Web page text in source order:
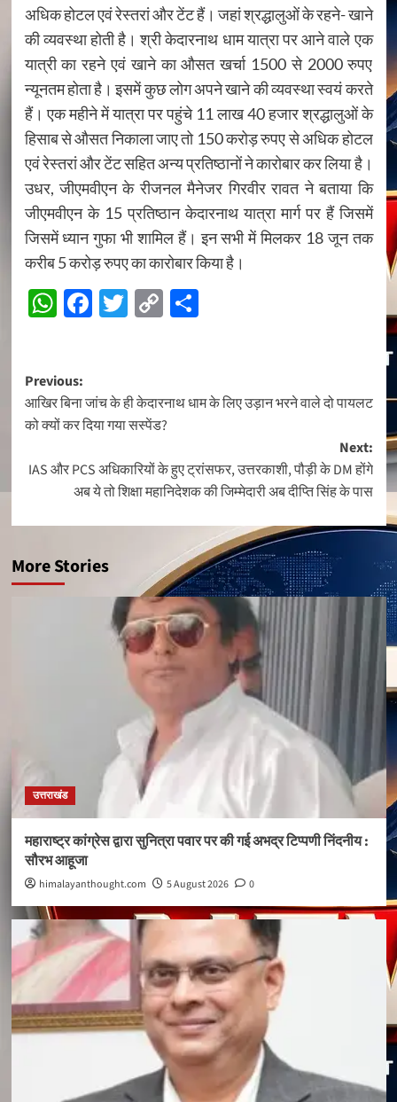
अधिक होटल एवं रेस्तरां और टेंट हैं। जहां श्रद्धालुओं के रहने- खाने
की व्यवस्था होती है। श्री केदारनाथ धाम यात्रा पर आने वाले एक
यात्री का रहने एवं खाने का औसत खर्चा 1500 से 2000 रुपए
न्यूनतम होता है। इसमें कुछ लोग अपने खाने की व्यवस्था स्वयं करते
हैं। एक महीने में यात्रा पर पहुंचे 11 लाख 40 हजार श्रद्धालुओं के
हिसाब से औसत निकाला जाए तो 150 करोड़ रुपए से अधिक होटल
एवं रेस्तरां और टेंट सहित अन्य प्रतिष्ठानों ने कारोबार कर लिया है।
उधर, जीएमवीएन के रीजनल मैनेजर गिरवीर रावत ने बताया कि
जीएमवीएन के 15 प्रतिष्ठान केदारनाथ यात्रा मार्ग पर हैं जिसमें
जिसमें ध्यान गुफा भी शामिल हैं। इन सभी में मिलकर 18 जून तक
करीब 5 करोड़ रुपए का कारोबार किया है।
WhatsApp
Facebook
Twitter
CopyShare
Post
navigation
Previous:
आखिर बिना जांच के ही केदारनाथ धाम के लिए उड़ान भरने वाले दो पायलट
को क्यों कर दिया गया सस्पेंड?
Next:
IAS और PCS अधिकारियों के हुए ट्रांसफर, उत्तरकाशी, पौड़ी के DM होंगे
अब ये तो शिक्षा महानिदेशक की जिम्मेदारी अब दीप्ति सिंह के पास
More Stories
उत्तराखंड
महाराष्ट्र कांग्रेस द्वारा सुनित्रा पवार पर की गई अभद्र टिप्पणी निंदनीय :
सौरभ आहूजा
himalayanthought.com 5 August 2026 0